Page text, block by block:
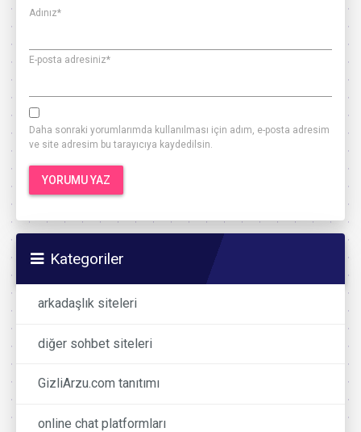
Adınız*
E-posta adresiniz*
Daha sonraki yorumlarımda kullanılması için adım, e-posta adresim
ve site adresim bu tarayıcıya kaydedilsin.
Kategoriler
arkadaşlık siteleri
diğer sohbet siteleri
GizliArzu.com tanıtımı
online chat platformları